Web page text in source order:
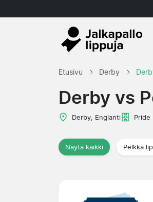
Etusivu Derby
Derby vs
Derby, Englanti Pride
Näytä kaikki Pelkkä